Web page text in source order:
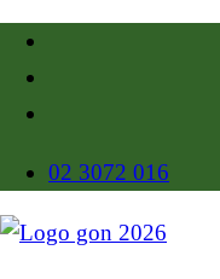
02 3072 016